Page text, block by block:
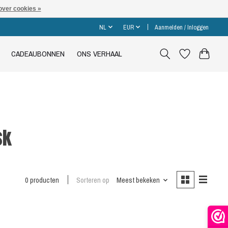
NL EUR Aanmelden / Inloggen
CADEAUBONNEN ONS VERHAAL
0 producten Sorteren op Meest bekeken
cookies »